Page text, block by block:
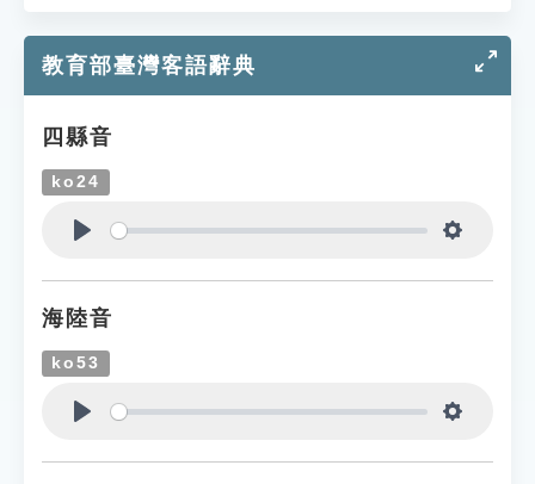
教育部臺灣客語辭典
四縣音
ko24
海陸音
ko53